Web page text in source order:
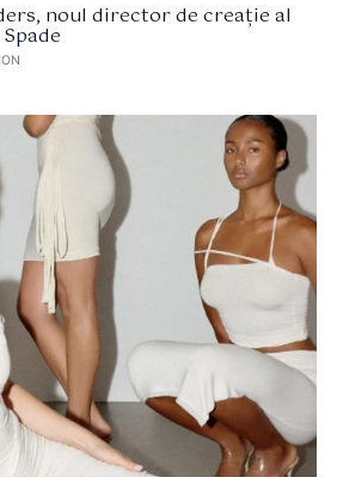
noul director de creație al